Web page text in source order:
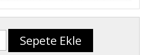
Sepete Ekle